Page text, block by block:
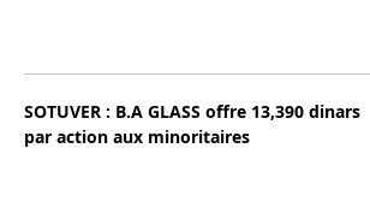
SOTUVER : B.A GLASS offre 13,390 dinars
par action aux minoritaires